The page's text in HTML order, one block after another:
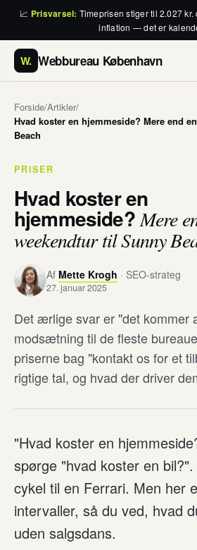
📈 Prisvarsel: Timeprisen stiger til 2.027
inflation — det er
W. Webbureau København
Forside/Artikler/
Hvad koster en hjemmeside? Mere end
Beach
PRISER
Hvad koster en
hjemmeside?Mere
weekendtur til Sunny
Af Mette Krogh · SEO-strateg
27. januar 2025
Det ærlige svar er "det kommer
modsætning til de fleste
priserne bag "kontakt os for et
rigtige tal, og hvad der driver
"Hvad koster en
spørge "hvad koster en
cykel til en Ferrari. Men her
intervaller, så du ved, hvad
uden salgsdans.